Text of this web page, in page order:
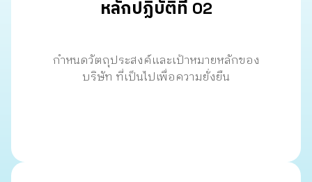
หลักปฏิบัติที่ 02
กําหนดวัตถุประสงค์และเป้าหมายหลักของ
บริษัท ที่เป็นไปเพื่อความยั่งยืน